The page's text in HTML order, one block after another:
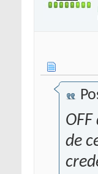
de